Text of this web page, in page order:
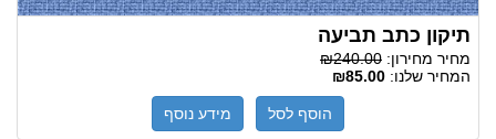
תיקון כתב תביעה
מחיר מחירון: ₪240.00
המחיר שלנו: ₪85.00
הוסף לסל מידע נוסף